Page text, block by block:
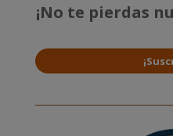
¡No te pierdas